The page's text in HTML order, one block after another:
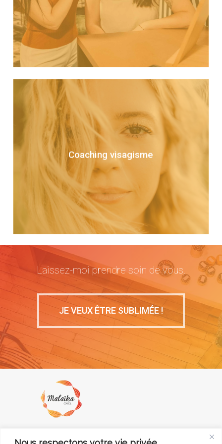
EN SAVOIR PLUS
Coaching visagisme
Pour un
relooking
centré sur votre
visage, optez pour le
coaching
visagisme
! Grâce à des analyses de
colorimétrie et de visagisme, des
conseils coiffure et maquillage
, vous
apprendrez à illuminer votre visage.
EN SAVOIR PLUS
Laissez-moi prendre soin de vous.
JE VEUX ÊTRE SUBLIMÉE !